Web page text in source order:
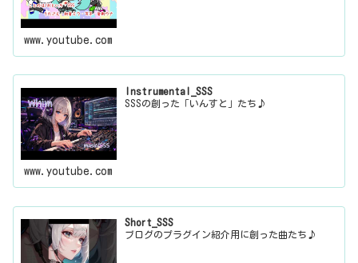
www.youtube.com
Instrumental_SSS
SSSの創った「いんすと」たち♪
www.youtube.com
Short_SSS
ブログのプラグイン紹介用に創った曲たち♪